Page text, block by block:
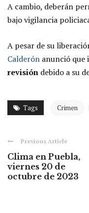
A cambio, deberán
bajo vigilancia
A pesar de su
Calderón anunció
revisión debido a su
Tags Crimen
Previous Article
Clima en Puebla,
viernes 20 de
octubre de 2023